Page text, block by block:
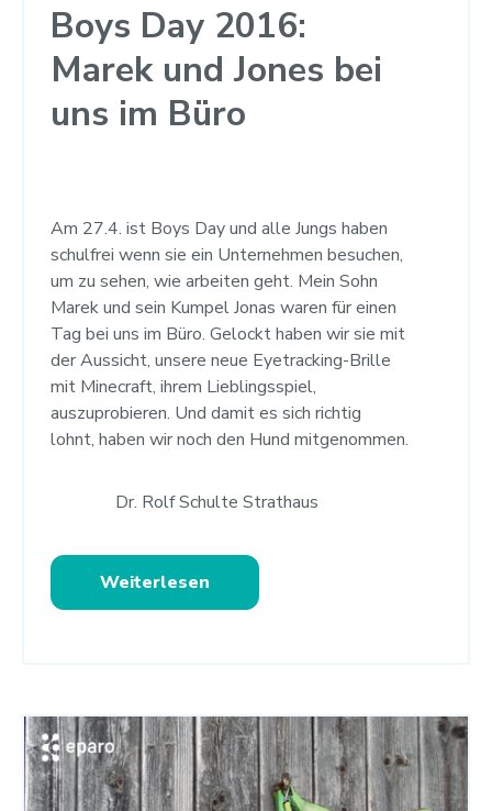
Boys Day 2016:
Marek und Jones bei
uns im Büro
Am 27.4. ist Boys Day und alle Jungs haben
schulfrei wenn sie ein Unternehmen besuchen,
um zu sehen, wie arbeiten geht. Mein Sohn
Marek und sein Kumpel Jonas waren für einen
Tag bei uns im Büro. Gelockt haben wir sie mit
der Aussicht, unsere neue Eyetracking-Brille
mit Minecraft, ihrem Lieblingsspiel,
auszuprobieren. Und damit es sich richtig
lohnt, haben wir noch den Hund mitgenommen.
Dr. Rolf Schulte Strathaus
Weiterlesen